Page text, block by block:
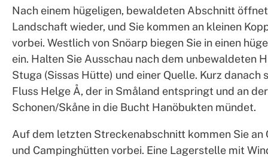
Nach einem hügeligen, bewaldeten Abschnitt
Landschaft wieder, und Sie kommen an kleinen
vorbei. Westlich von Snöarp biegen Sie in einen
ein. Halten Sie Ausschau nach dem unbewaldeten
Stuga (Sissas Hütte) und einer Quelle. Kurz danach
Fluss Helge Å, der in Småland entspringt und an
Schonen/Skåne in die Bucht Hanöbukten mündet.
Auf dem letzten Streckenabschnitt kommen Sie an
und Campinghütten vorbei. Eine Lagerstelle mit